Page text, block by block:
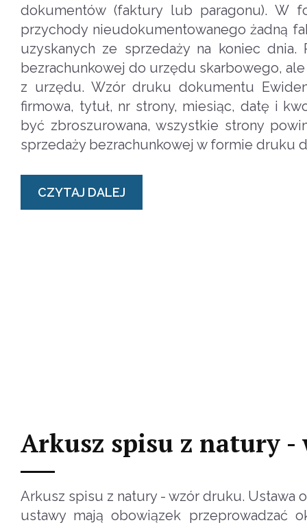
dokumentów (faktury lub paragonu). W
przychody nieudokumentowanego żadną
uzyskanych ze sprzedaży na koniec dnia.
bezrachunkowej do urzędu skarbowego,
z urzędu. Wzór druku dokumentu
firmowa, tytuł, nr strony, miesiąc, datę i
być zbroszurowana, wszystkie strony
sprzedaży bezrachunkowej w formie druku
CZYTAJ DALEJ
Arkusz spisu z natury -
Arkusz spisu z natury - wzór druku.
ustawy mają obowiązek przeprowadzać